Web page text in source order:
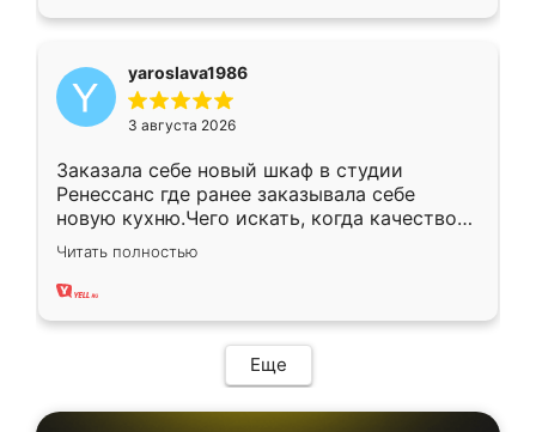
yaroslava1986
3 августа 2026
Заказала себе новый шкаф в студии
Ренессанс где ранее заказывала себе
новую кухню.Чего искать, когда качеством
вполне довольна. Служит кухня уже почти
два года, нареканий нет.
Читать полностью
Еще